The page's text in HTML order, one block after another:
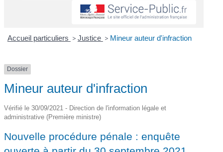
Accueil particuliers > Justice > Mineur auteur d'infraction
Dossier
Mineur auteur d'infraction
Vérifié le 30/09/2021 - Direction de l'information légale et
administrative (Première ministre)
Nouvelle procédure pénale : enquête